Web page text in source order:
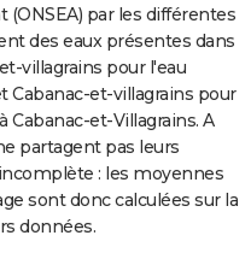
par les différentes
des eaux présentes dans
villagrains pour l'eau
Cabanac-et-villagrains pour
Cabanac-et-Villagrains. A
partagent pas leurs
: les moyennes
sont donc calculées sur la
données.